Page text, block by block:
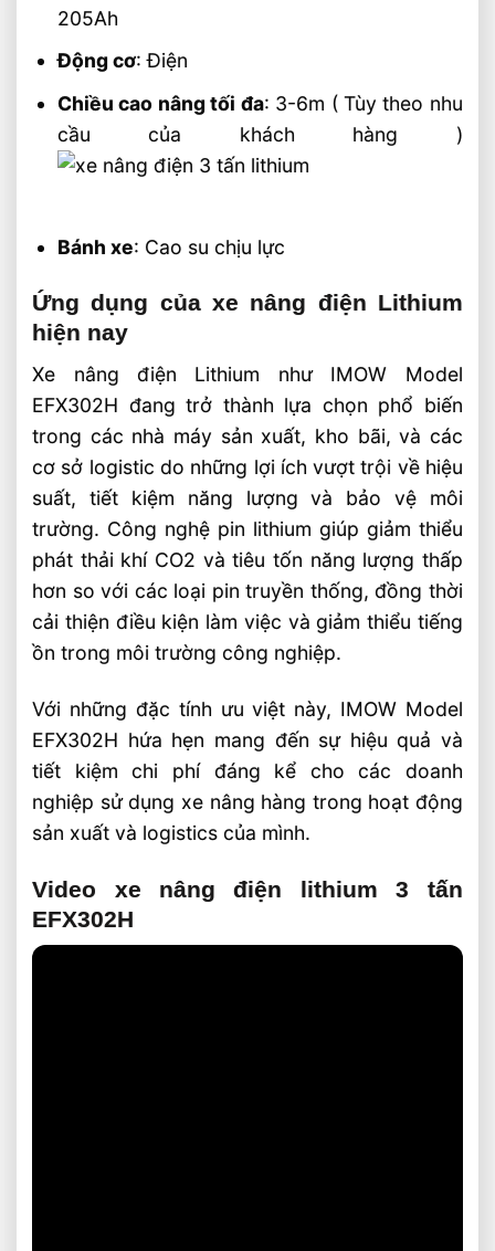
205Ah
Động cơ: Điện
Chiều cao nâng tối đa: 3-6m ( Tùy theo nhu
cầu của khách hàng )
Bánh xe: Cao su chịu lực
Ứng dụng của xe nâng điện Lithium
hiện nay
Xe nâng điện Lithium như IMOW Model
EFX302H đang trở thành lựa chọn phổ biến
trong các nhà máy sản xuất, kho bãi, và các
cơ sở logistic do những lợi ích vượt trội về hiệu
suất, tiết kiệm năng lượng và bảo vệ môi
trường. Công nghệ pin lithium giúp giảm thiểu
phát thải khí CO2 và tiêu tốn năng lượng thấp
hơn so với các loại pin truyền thống, đồng thời
cải thiện điều kiện làm việc và giảm thiểu tiếng
ồn trong môi trường công nghiệp.
Với những đặc tính ưu việt này, IMOW Model
EFX302H hứa hẹn mang đến sự hiệu quả và
tiết kiệm chi phí đáng kể cho các doanh
nghiệp sử dụng xe nâng hàng trong hoạt động
sản xuất và logistics của mình.
Video xe nâng điện lithium 3 tấn
EFX302H